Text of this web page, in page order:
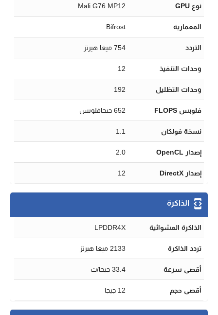
نوع GPU Mali G76 MP12
المعمارية Bifrost
التردد 754 ميغا هيرتز
وحدات التنفيذ 12
وحدات التظليل 192
فلوبس FLOPS 652 جيجافلوبس
نسخة فولكان 1.1
إصدار OpenCL 2.0
إصدار DirectX 12
الذاكرة
الذاكرة العشوائية LPDDR4X
تردد الذاكرة 2133 ميغا هيرتز
أقصى سرعة 33.4 جيجا/ث
أقصى حجم 12 جيجا